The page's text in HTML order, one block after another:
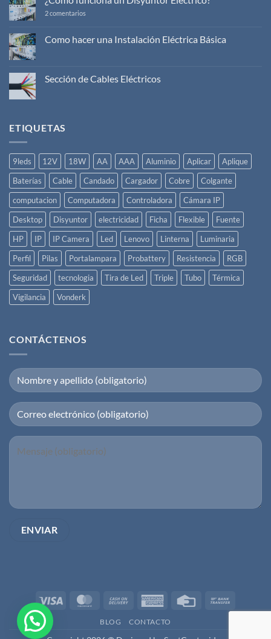
Enchufes
20A
2 comentarios
Disyuntor
Como hacer una Instalación Eléctrica Básica
en
Como
Sección de Cables Eléctricos
de
ETIQUETAS
9leds 12V 18W AA AAA Aluminio Aplicar
Aplique
Baterías
Cable Candado Cargador Cobre
Colgante
computacion
Computadora Controladora
Cámara IP
Desktop
Disyuntor electricidad Ficha Flexible
Fuente
HP
IP IP Camera Led Lenovo Linterna
Luminaria
Perfil
Pilas Portalampara Probattery Resistencia
RGB
Seguridad
tecnologia Tira de Led Triple Tubo
Térmica
Vigilancia
Vonderk
CONTÁCTENOS
Visa MasterCardCash
Delivery
American
Credit
Transfer
BLOG CONTACTO